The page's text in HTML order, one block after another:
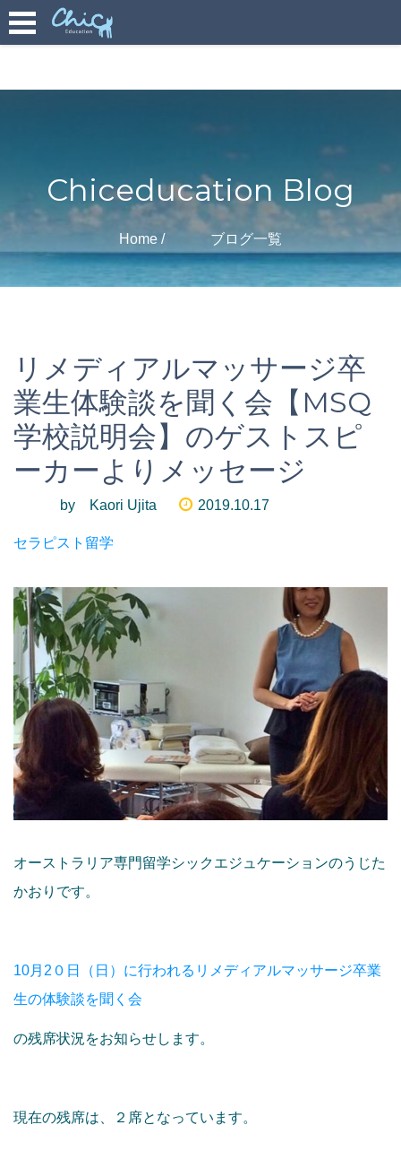
Chiceducation Blog
Home ブログ一覧
リメディアルマッサージ卒
業生体験談を聞く会【MSQ
学校説明会】のゲストスピ
ーカーよりメッセージ
by Kaori Ujita 2019.10.17
セラピスト留学
オーストラリア専門留学シックエジュケーションのうじた
かおりです。
10月2０日（日）に行われるリメディアルマッサージ卒業
生の体験談を聞く会
の残席状況をお知らせします。
現在の残席は、２席となっています。